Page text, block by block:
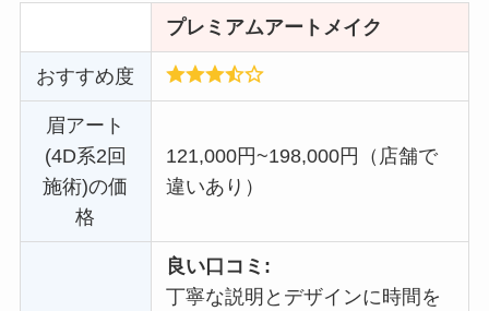
プレミアムアートメイク
おすすめ度
眉アート
(4D系2回
施術)の価
格
121,000円~198,000円（店舗で
違いあり）
良い口コミ:
丁寧な説明とデザインに時間を